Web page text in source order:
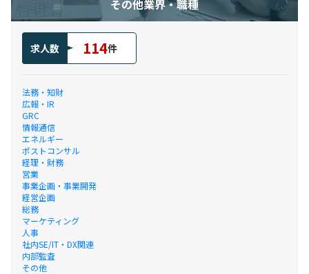
その他業界・職種
求人数 114件
法務・知財
広報・IR
GRC
情報通信
エネルギー
ポストコンサル
経理・財務
営業
事業企画・事業開発
経営企画
総務
マーケティング
人事
社内SE/IT・DX関連
内部監査
その他